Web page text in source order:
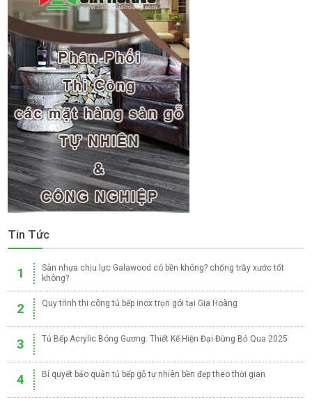
Tin Tức
1
Sàn nhựa chịu lực Galawood có bền không? chống trầy xước tốt
không?
2 Quy trình thi công tủ bếp inox trọn gói tại Gia Hoàng
3 Tủ Bếp Acrylic Bóng Gương: Thiết Kế Hiện Đại Đừng Bỏ Qua 2025
4 Bí quyết bảo quản tủ bếp gỗ tự nhiên bền đẹp theo thời gian